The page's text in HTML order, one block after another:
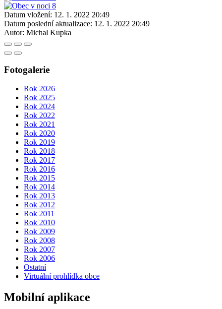
Datum vložení: 12. 1. 2022 20:49
Datum poslední aktualizace: 12. 1. 2022 20:49
Autor: Michal Kupka
Fotogalerie
Rok 2026
Rok 2025
Rok 2024
Rok 2022
Rok 2021
Rok 2020
Rok 2019
Rok 2018
Rok 2017
Rok 2016
Rok 2015
Rok 2014
Rok 2013
Rok 2012
Rok 2011
Rok 2010
Rok 2009
Rok 2008
Rok 2007
Rok 2006
Ostatní
Virtuální prohlídka obce
Mobilní aplikace